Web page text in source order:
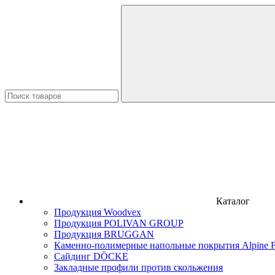
Каталог
Продукция Woodvex
Продукция POLIVAN GROUP
Продукция BRUGGAN
Каменно-полимерные напольные покрытия Alpine
Сайдинг DÖCKE
Закладные профили против скольжения